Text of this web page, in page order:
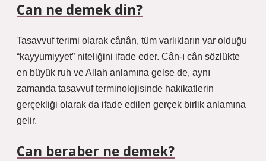
Can ne demek din?
Tasavvuf terimi olarak cânân, tüm varlıkların var olduğu
“kayyumiyyet” niteliğini ifade eder. Cân-ı cân sözlükte
en büyük ruh ve Allah anlamına gelse de, aynı
zamanda tasavvuf terminolojisinde hakikatlerin
gerçekliği olarak da ifade edilen gerçek birlik anlamına
gelir.
Can beraber ne demek?